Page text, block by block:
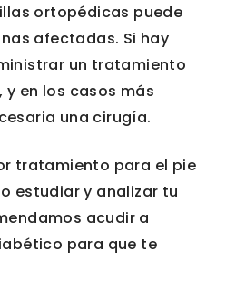
ortopédicas puede
afectadas. Si hay
un tratamiento
en los casos más
una cirugía.
tratamiento para el pie
estudiar y analizar tu
acudir a
para que te